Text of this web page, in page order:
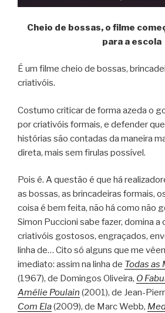
Cheio de bossas, o filme
para a escola
É um filme cheio de bossas,
criativóis.
Costumo criticar de forma azeda o
por criativóis formais, e defender
histórias são contadas da maneira
direta, mais sem firulas possível.
Pois é. A questão é que há
as bossas, as brincadeiras formais,
coisa é bem feita, não há como não
Simon Puccioni sabe fazer, domina a
criativóis gostosos, engraçados,
linha de… Cito só alguns que me
imediato: assim na linha de Todas as
(1967), de Domingos Oliveira, O
Amélie Poulain (2001), de Jean-
Com Ela(2009), de Marc Webb,